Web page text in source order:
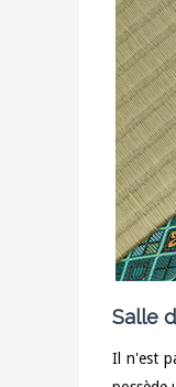
Salle
Il n'est